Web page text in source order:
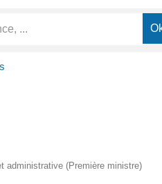
administrative (Première ministre)